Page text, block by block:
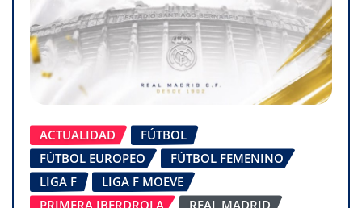
ACTUALIDAD
FÚTBOL
FÚTBOL EUROPEO
FÚTBOL FEMENINO
LIGA F
LIGA F MOEVE